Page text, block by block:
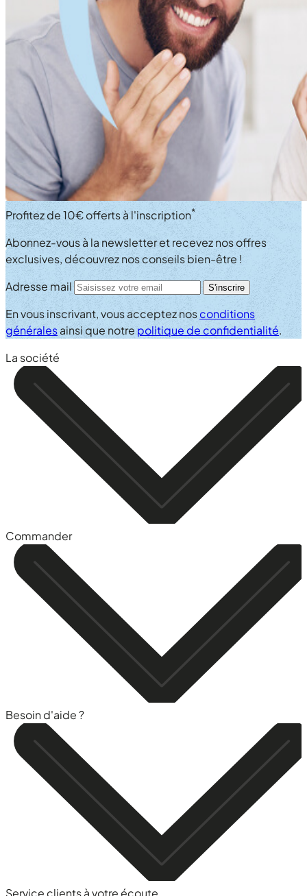
Profitez de10€ offertsà l'inscription*
Abonnez-vous à la newsletter et recevez nosoffres
exclusives, découvrez nosconseils bien-être !
Adresse mail
S'inscrire
En vous inscrivant, vous acceptez nosconditions
généralesainsi que notrepolitique de confidentialité.
La société
Commander
Besoin d'aide ?
Service clients à votre écoute